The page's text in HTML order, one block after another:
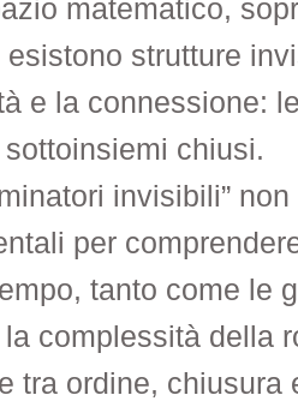
matematico,
esistono strutture
e la connessione:
chiusi.
invisibili”
per
tanto come le
complessità della
tra ordine, chiusura